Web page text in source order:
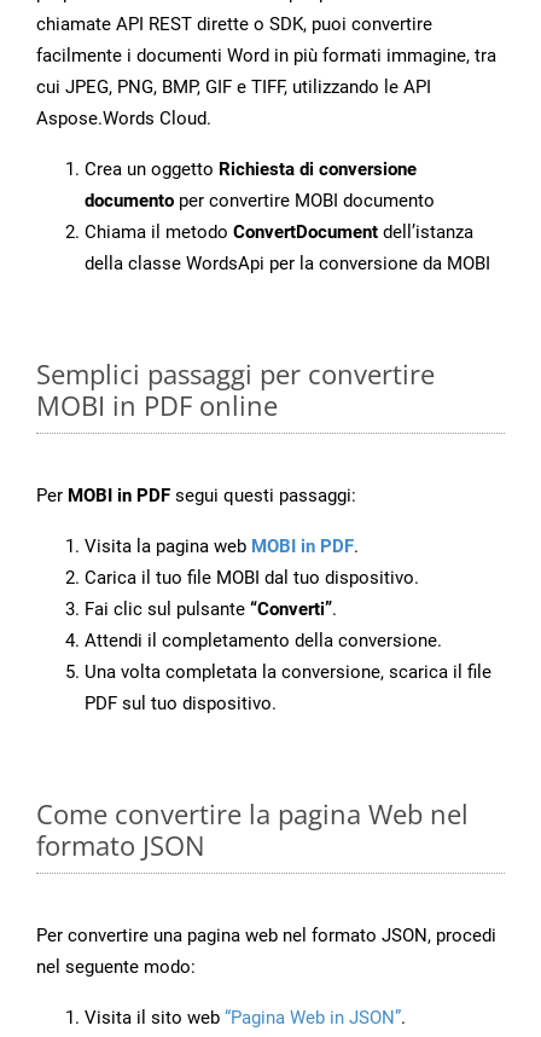
chiamate API REST dirette o SDK, puoi convertire
facilmente i documenti Word in più formati immagine, tra
cui JPEG, PNG, BMP, GIF e TIFF, utilizzando le API
Aspose.Words Cloud.
Crea un oggetto Richiesta di conversione
documento per convertire MOBI documento
Chiama il metodo ConvertDocument dell’istanza
della classe WordsApi per la conversione da MOBI
Semplici passaggi per convertire
MOBI in PDF online
Per MOBI in PDF segui questi passaggi:
Visita la pagina web MOBI in PDF.
Carica il tuo file MOBI dal tuo dispositivo.
Fai clic sul pulsante “Converti”.
Attendi il completamento della conversione.
Una volta completata la conversione, scarica il file
PDF sul tuo dispositivo.
Come convertire la pagina Web nel
formato JSON
Per convertire una pagina web nel formato JSON, procedi
nel seguente modo:
Visita il sito web “Pagina Web in JSON”.